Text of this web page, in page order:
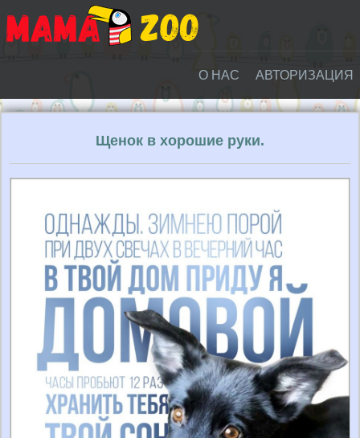
О НАС АВТОРИЗАЦИЯ
Щенок в хорошие руки.